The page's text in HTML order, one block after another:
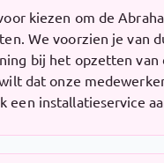
kiezen om de
We voorzien je van
bij het opzetten van
dat onze
een installatieservice